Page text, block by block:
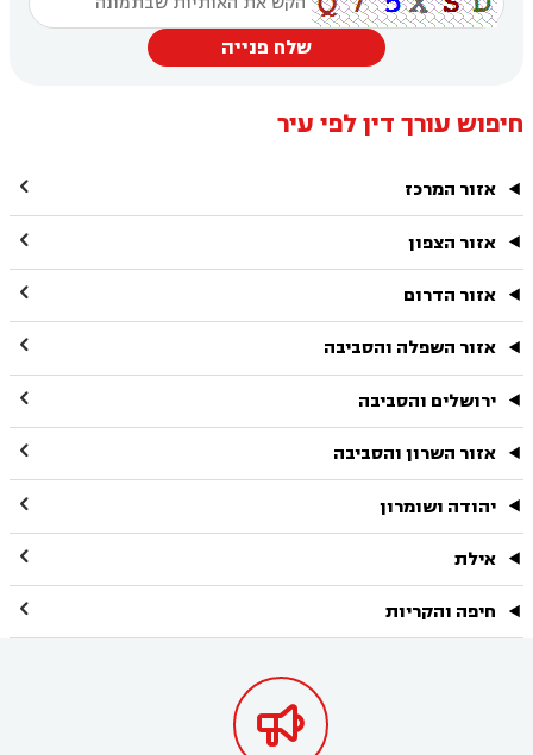
שלח פנייה
חיפוש עורך דין לפי עיר
אזור המרכז 
אזור הצפון 
אזור הדרום 
אזור השפלה והסביבה 
ירושלים והסביבה 
אזור השרון והסביבה 
יהודה ושומרון 
אילת 
חיפה והקריות 
